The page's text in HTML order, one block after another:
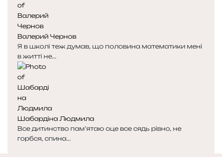
Валерий Чернов
Я в школі теж думав, що половина математики мені
в житті не...
Шабардіна Людмила
Все дитинство пам’ятаю оце все сядь рівно, не
горбся, спина...